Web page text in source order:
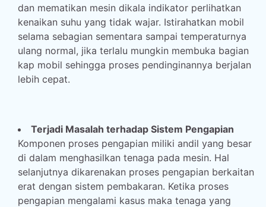
dan mematikan mesin dikala indikator perlihatkan
kenaikan suhu yang tidak wajar. Istirahatkan mobil
selama sebagian sementara sampai temperaturnya
ulang normal, jika terlalu mungkin membuka bagian
kap mobil sehingga proses pendinginannya berjalan
lebih cepat.
Terjadi Masalah terhadap Sistem Pengapian
Komponen proses pengapian miliki andil yang besar
di dalam menghasilkan tenaga pada mesin. Hal
selanjutnya dikarenakan proses pengapian berkaitan
erat dengan sistem pembakaran. Ketika proses
pengapian mengalami kasus maka tenaga yang